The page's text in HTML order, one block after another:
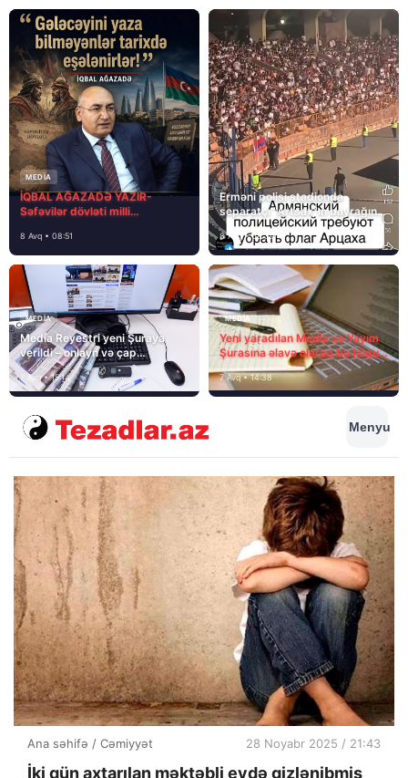
MEDİA
İQBAL AĞAZADƏ YAZIR-
Səfəvilər dövləti milli
8 Avq • 08:51
Erməni polisi stadionda
separatçı “Artsax”ın bayrağını
müsadirə etdi və…
8 Avq • 08:39
MEDİA
Media Reyestri yeni Şuraya
verildi – onlayn və çap
mediasını nə gözləyir?
7 Avq • 15:14
MEDİA
Yeni yaradılan Media və Yayım
Şurasına əlavə olaraq bu hüquq
və vəzifələr də verilib
7 Avq • 14:38
Menyu
Ana səhifə / Cəmiyyət 28 Noyabr 2025 / 21:43
İki gün axtarılan məktəbli evdə gizlənibmiş